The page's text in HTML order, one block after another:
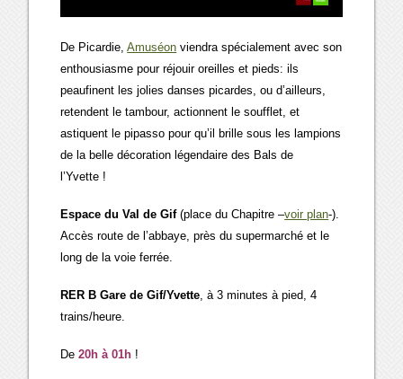
De Picardie,Amuséon viendra spécialement avec son
enthousiasme pour réjouir oreilles et pieds: ils
peaufinent les jolies danses picardes, ou d’ailleurs,
retendent le tambour, actionnent le soufflet, et
astiquent le pipasso pour qu’il brille sous les lampions
de la belle décoration légendaire des Bals de
l’Yvette !
Espace du Val de Gif(place du Chapitre –voir plan-).
Accès route de l’abbaye, près du supermarché et le
long de la voie ferrée.
RER B Gare de Gif/Yvette, à 3 minutes à pied, 4
trains/heure.
De20h à 01h !